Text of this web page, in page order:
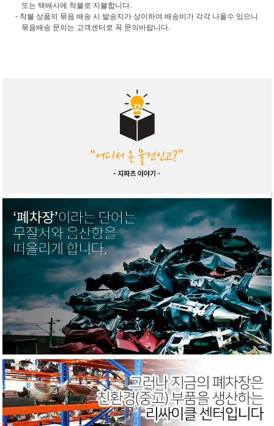
또는 택배사에 착불로 지불합니다.
- 착불 상품의 묶음 배송 시 발송지가 상이하여 배송비가 각각 나올수 있으니
묶음배송 문의는 고객센터로 꼭 문의바랍니다.